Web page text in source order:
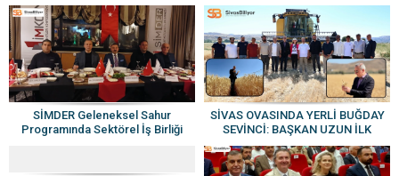
Üyeliğine Seçildi
SİMDER Geleneksel Sahur
Programında Sektörel İş Birliği
SİVAS OVASINDA YERLİ BUĞDAY
SEVİNCİ: BAŞKAN UZUN İLK
HASADI YAPTI